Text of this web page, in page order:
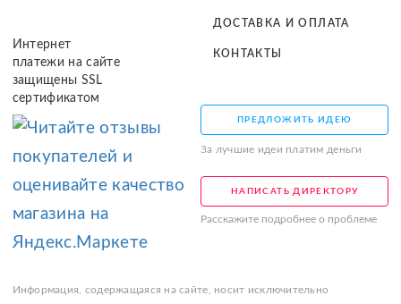
Интернет
платежи на сайте
защищены SSL
сертификатом
ДОСТАВКА И ОПЛАТА
КОНТАКТЫ
ПРЕДЛОЖИТЬ ИДЕЮ
За лучшие идеи платим деньги
НАПИСАТЬ ДИРЕКТОРУ
Расскажите подробнее о проблеме
Информация, содержащаяся на сайте, носит исключительно